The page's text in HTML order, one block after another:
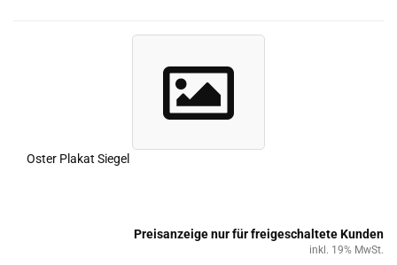
Oster Pla­kat Sie­gel
Preisanzeige nur für freigeschaltete Kunden
inkl. 19% MwSt.